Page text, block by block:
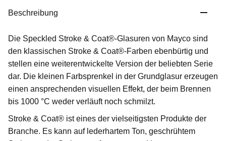
Beschreibung
Die Speckled Stroke & Coat®-Glasuren von Mayco sind
den klassischen Stroke & Coat®-Farben ebenbürtig und
stellen eine weiterentwickelte Version der beliebten Serie
dar. Die kleinen Farbsprenkel in der Grundglasur erzeugen
einen ansprechenden visuellen Effekt, der beim Brennen
bis 1000 °C weder verläuft noch schmilzt.
Stroke & Coat® ist eines der vielseitigsten Produkte der
Branche. Es kann auf lederhartem Ton, geschrühtem